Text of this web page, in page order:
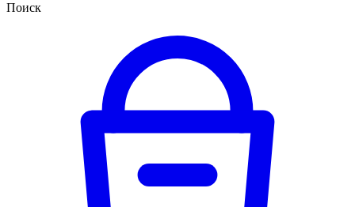
Поиск